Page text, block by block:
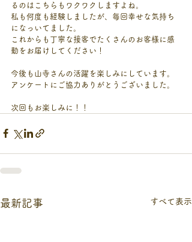
るのはこちらもワクワクしますよね。
私も何度も経験しましたが、毎回幸せな気持ち
になっいてました。
これからも丁寧な接客でたくさんのお客様に感
動をお届けしてください！
今後も山寺さんの活躍を楽しみにしています。
アンケートにご協力ありがとうございました。
次回もお楽しみに！！
最新記事 すべて表示